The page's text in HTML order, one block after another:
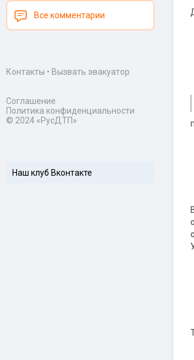
Все комментарии
Контакты • Вызвать эвакуатор
Соглашение
Политика конфиденциальности
© 2024 «РусДТП»
Наш клуб Вконтакте